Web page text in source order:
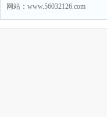
网站：www.56032126.com